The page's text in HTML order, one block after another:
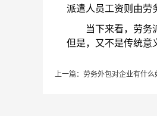
派遣人员工资则由劳
当下来看，劳务派
但是，又不是传统意
上一篇： 劳务外包对企业有什么